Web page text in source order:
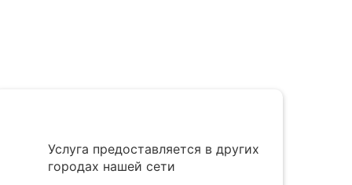
Услуга предоставляется в других
городах нашей сети